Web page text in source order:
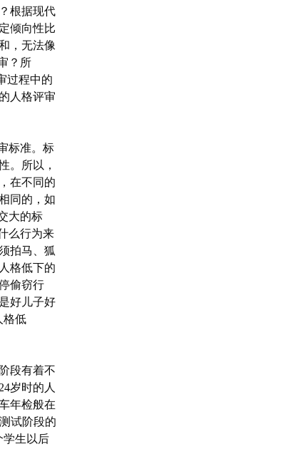
根据现代
倾向性比
，无法像
？所
过程中的
人格评审
标准。标
。所以，
在不同的
同的，如
大的标
么行为来
拍马、狐
格低下的
偷窃行
好儿子好
格低
段有着不
岁时的人
年检般在
试阶段的
学生以后